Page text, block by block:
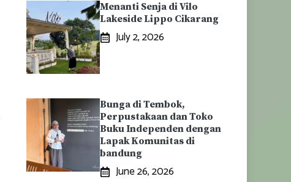
Menanti Senja di Vilo
Lakeside Lippo Cikarang
July 2, 2026
Bunga di Tembok,
Perpustakaan dan Toko
Buku Independen dengan
Lapak Komunitas di
bandung
June 26, 2026